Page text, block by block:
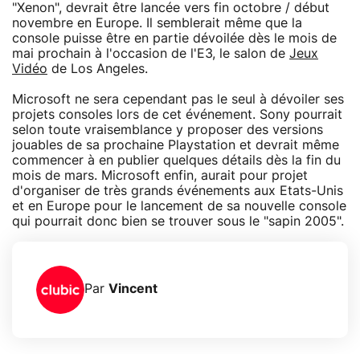
"Xenon", devrait être lancée vers fin octobre / début
novembre en Europe. Il semblerait même que la
console puisse être en partie dévoilée dès le mois de
mai prochain à l'occasion de l'E3, le salon de Jeux
Vidéo de Los Angeles.
Microsoft ne sera cependant pas le seul à dévoiler ses
projets consoles lors de cet événement. Sony pourrait
selon toute vraisemblance y proposer des versions
jouables de sa prochaine Playstation et devrait même
commencer à en publier quelques détails dès la fin du
mois de mars. Microsoft enfin, aurait pour projet
d'organiser de très grands événements aux Etats-Unis
et en Europe pour le lancement de sa nouvelle console
qui pourrait donc bien se trouver sous le "sapin 2005".
Par Vincent